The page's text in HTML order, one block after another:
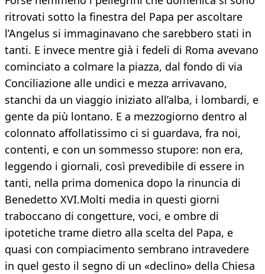
ritrovati sotto la finestra del Papa per ascoltare
l’Angelus si immaginavano che sarebbero stati in
tanti. E invece mentre già i fedeli di Roma avevano
cominciato a colmare la piazza, dal fondo di via
Conciliazione alle undici e mezza arrivavano,
stanchi da un viaggio iniziato all’alba, i lombardi, e
gente da più lontano. E a mezzogiorno dentro al
colonnato affollatissimo ci si guardava, fra noi,
contenti, e con un sommesso stupore: non era,
leggendo i giornali, così prevedibile di essere in
tanti, nella prima domenica dopo la rinuncia di
Benedetto XVI.Molti media in questi giorni
traboccano di congetture, voci, e ombre di
ipotetiche trame dietro alla scelta del Papa, e
quasi con compiacimento sembrano intravedere
in quel gesto il segno di un «declino» della Chiesa